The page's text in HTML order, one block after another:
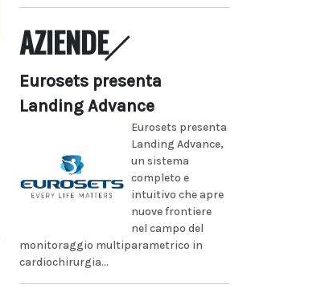
AZIENDE
Eurosets presenta
Landing Advance
Eurosets presenta
Landing Advance,
un sistema
completo e
intuitivo che apre
nuove frontiere
nel campo del
monitoraggio multiparametrico in
cardiochirurgia...